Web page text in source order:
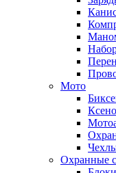
Мото
Охранные